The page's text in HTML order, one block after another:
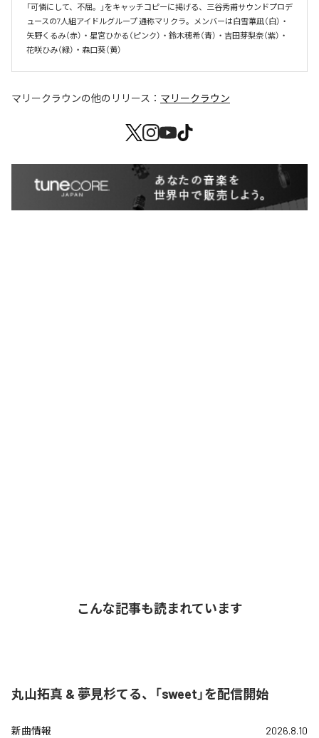
「可憐にして、不屈。」をキャッチコピーに掲げる、三谷秀甫サウンドプロデ
ュースの7人組アイドルグループ 通称マリクラ。メンバーは白雪華凪（白）・
矢野くるみ（赤）・星宮ひかる（ピンク）・鈴木穂希（青）・吉田芽梨奈（紫）・
花咲ひみ（緑）・森口葵（黄）
マリークラウンの他のリリース： マリークラウン
こんな記事も読まれています
丸山拓真 & 夢見杉てる、「sweet」を配信開始
新曲情報 2026.8.10